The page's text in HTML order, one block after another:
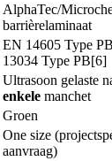
AlphaTec/
barrièrelaminaat
EN 14605 Type
13034 Type PB[6]
Ultrasoon gelaste
enkele manchet
Groen
One size
aanvraag)